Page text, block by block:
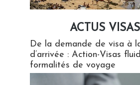
ACTUS VISAS
De la demande de visa à
d’arrivée : Action-Visas
formalités de voyage